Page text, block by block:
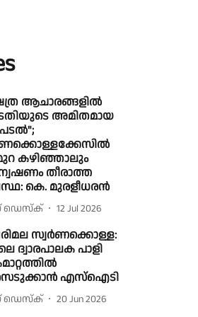
ആചാരങ്ങളിൽ
അമിതമായ
കഴിഞ്ഞാലും
തീരാത്ത
കെ. മുരളീധരൻ
ഡെസ്ക് 12 Jul 2026
സ്വർണക്കൊള്ള:
ദ്വാരപാലക പാളി
എസ്ഐടി
ഡെസ്ക് 20 Jun 2026